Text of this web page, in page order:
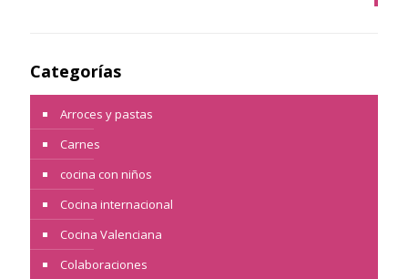
Categorías
Arroces y pastas
Carnes
cocina con niños
Cocina internacional
Cocina Valenciana
Colaboraciones